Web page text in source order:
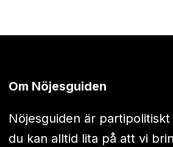
Om Nöjesguiden
Nöjesguiden är
du kan alltid lita på att vi